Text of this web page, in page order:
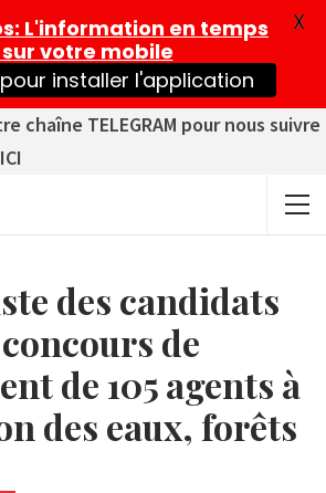
chaîne TELEGRAM pour nous suivre
des candidats
de
de 105 agents à
des eaux, forêts
: L'information en temps
votre mobile
installer l'application
X